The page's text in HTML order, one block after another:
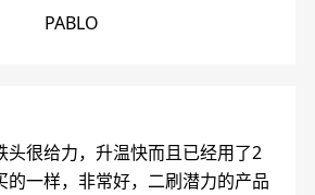
PABLO
头很给力，升温快而且已经用了2
的一样，非常好，二刷潜力的产品